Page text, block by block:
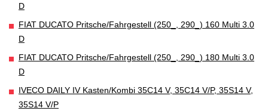
D
FIAT DUCATO Pritsche/Fahrgestell (250_, 290_) 160 Multi 3.0
D
FIAT DUCATO Pritsche/Fahrgestell (250_, 290_) 180 Multi 3.0
D
IVECO DAILY IV Kasten/Kombi 35C14 V, 35C14 V/P, 35S14 V,
35S14 V/P